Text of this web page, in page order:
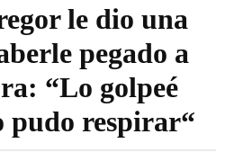
le dio una
pegado a
“Lo golpeé
pudo respirar“